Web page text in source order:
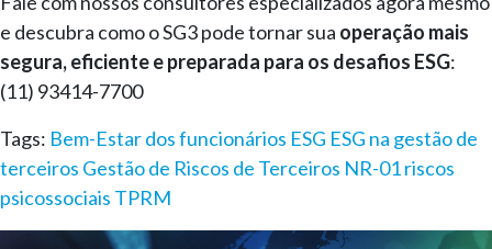
e descubra como o SG3 pode tornar sua operação mais
segura, eficiente e preparada para os desafios ESG:
(11) 93414-7700
Tags: Bem-Estar dos funcionários ESG ESG na gestão de
terceiros Gestão de Riscos de Terceiros NR-01riscos
psicossociais TPRM